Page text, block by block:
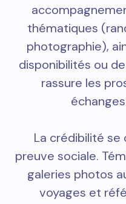
thématiques
photographie),
disponibilités ou
rassure les
La crédibilité se
preuve sociale.
galeries photos
voyages et